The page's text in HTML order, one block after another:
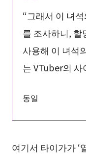
“그래서 이 녀
를 조사하니, 할
사용해 이 녀석
는 VTuber의 사
동일
여기서 타이가가 ‘